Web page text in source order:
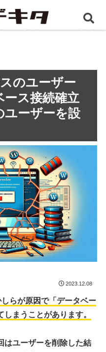
制作・WEB制作
WPで
ベース接続確立エラー 代わり
のユーザー
ース接続確立
ーザーを設
2023.12.08
らが原因で「データベー
まうことがあります。
はユーザーを削除した結